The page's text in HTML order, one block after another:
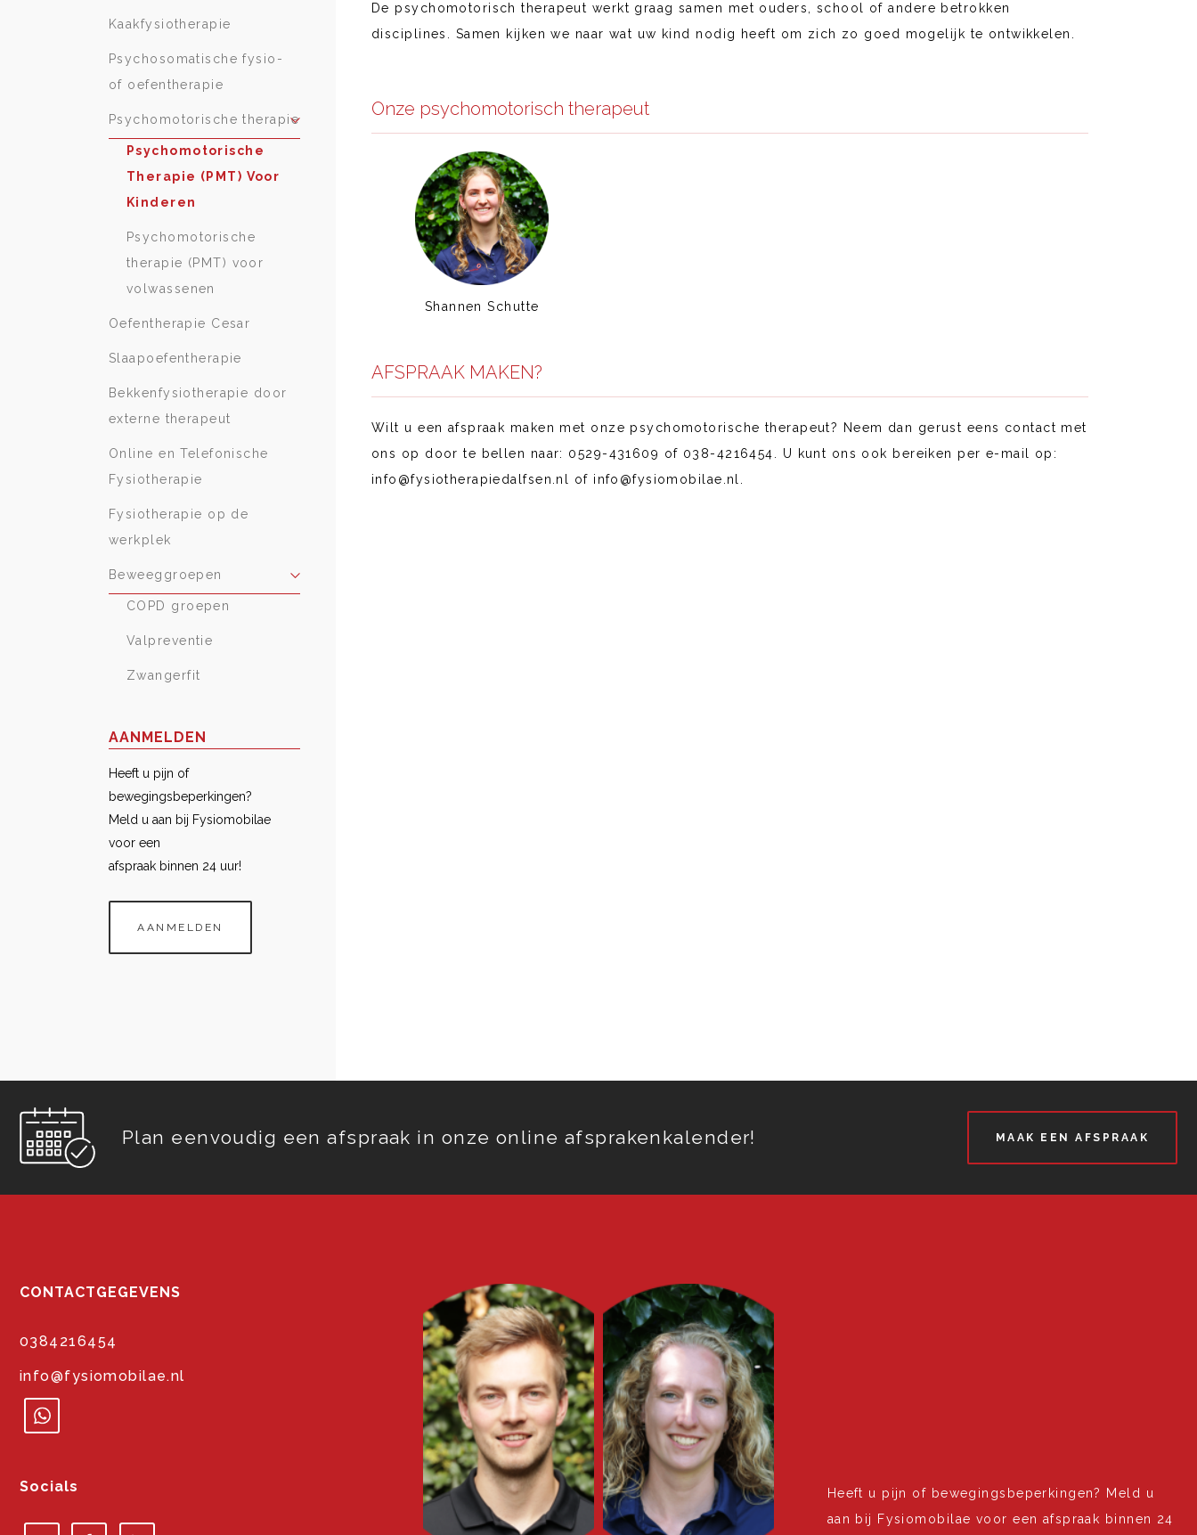
Kaakfysiotherapie
Psychosomatische fysio-
of oefentherapie
Psychomotorische therapie
Psychomotorische
Therapie (PMT) Voor
Kinderen
Psychomotorische
therapie (PMT) voor
volwassenen
Oefentherapie Cesar
Slaapoefentherapie
Bekkenfysiotherapie door
externe therapeut
Online en Telefonische
Fysiotherapie
Fysiotherapie op de
werkplek
Beweeggroepen
COPD groepen
Valpreventie
Zwangerfit
AANMELDEN
Heeft u pijn of
bewegingsbeperkingen?
Meld u aan bij Fysiomobilae
voor een
afspraak binnen 24 uur!
AANMELDEN
De psychomotorisch therapeut werkt graag samen met ouders, school of andere betrokken
disciplines. Samen kijken we naar wat uw kind nodig heeft om zich zo goed mogelijk te ontwikkelen.
Onze psychomotorisch therapeut
Shannen Schutte
AFSPRAAK MAKEN?
Wilt u een afspraak maken met onze psychomotorische therapeut? Neem dan gerust eens contact met
ons op door te bellen naar: 0529-431609 of 038-4216454. U kunt ons ook bereiken per e-mail op:
info@fysiotherapiedalfsen.nl of info@fysiomobilae.nl.
Plan eenvoudig een afspraak in onze online afsprakenkalender! MAAK EEN AFSPRAAK
CONTACTGEGEVENS
0384216454
info@fysiomobilae.nl
Socials
Heeft u pijn of bewegingsbeperkingen? Meld u
aan bij Fysiomobilae voor een afspraak binnen 24